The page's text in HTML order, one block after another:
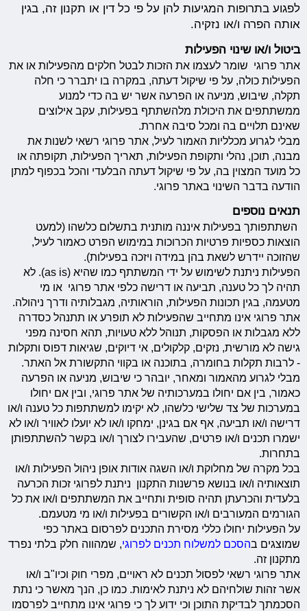
לפגוע בתרופות המגיעות להן על פי כל דין או תקנון זה, בגין
אותה הפרה ו/או נזקיה.
ביטול ו/או שינוי הפעילות
אתר פרוגי שומר לעצמו את הזכות לבטל חלקים מהפעילות או את
הפעילות כולה, על פי שיקול דעתה, במקרה בו יתברר כי חלה
תקלה, שיבוש, מניעה או הפרעה אשר יש בה כדי למנוע
ממשתתפים את היכולת מלהשתתף בפעילות, עקב אילוצים
שאינם תלויים בה ומכל סיבה אחרת.
מבלי לגרוע מכלליות האמור לעיל, אתר פרוגי רשאי לשנות את
מבנה, תוכן, נהלי ותקופת הפעילות, תאריך הפעילות, תקופתה או
כל מועד המצוין בה, על פי שיקול דעתה הבלעדי והכל בכפוף למתן
הודעה בדבר השינוי באתר פרוגי.
תנאים נוספים
השתתפותך בפעילות איננה מותנית בתשלום כלשהו (למעט
הוצאות כספיות פרטיות הכרוכות במימוש הפרט כאמור לעיל,
שהזוכה יידרש לשאת בהן במידה ויזכה בפעילות).
הפעילות ניתנת לשימוש על ידי המשתתף כמו שהיא (as is). לא
תהיה לך כל טענה, תביעה או דרישה כלפי אתר פרוגי או מי
מטעמה, בגין תכונות הפעילות, הוראותיה, מגבלותיה ודרך ניהולה.
אתר פרוגי אינו מתחייב שהפעילות לא תופרע או תתנהל כסדרה
ללא מגבלות או הפסקות, תנוהל ללא טעויות, תהא חסינה מפני
גישה לא מורשית, נזקים, קלקולים, אי דיוקים, שגיאות דפוס ותקלות
- לרבות תקלות בחומרה, בתוכנה או בקווי התקשורת אל האתר.
מבלי לגרוע מהאמור ומאחר, יובהר כי שיבוש, מניעה או הפרעה
כאמור, בין אם יחולו במערכותיה של אתר פרוגי, ובין אם יחולו
במערכות של צד שלישי כלשהו, לא יקימו למשתתפות כל טענה ו/או
דרישה ו/או תביעה, אף אם בגינן, ימחקו ו/או לא יועלו לאוויר ו/או לא
ישמרו תכנים ו/או פרטים, שהעבירו לצורך ו/או בקשר להשתתפותן
בתחרות.
בכל מקרה של מחלוקת ו/או השגה אודות אופן ניהול הפעילות ו/או
תוצאותיה ו/או בנושא פרשנות התקנון ניתנת לפרוגי זכות הכרעה
בלעדית והכרעתן תהיה סופית ותחייב את המשתתפים ו/או את כל
הגורמים המעורבים ו/או הקשורים בפעילות ו/או מי מטעמם.
על הפעילות יחולו כללי מסירת התכנים לפרסום באתר כפי
שמוצגים בהסכם למשלוח תכנים לפרוגי, שמהווה חלק בלתי נפרד
מתקנון זה.
אתר פרוגי רשאי לפסול תכנים לא ראויים, מפרי חוק וכיו"ב ו/או
אשר זהות שולחיהם לא ניתנת לאימות. כמו כן, הנך מאשר כי נתת
הסכמתך לבדיקת התוכן וכי ידוע לך כי פרוגי אינו מתחייב לפרסמו